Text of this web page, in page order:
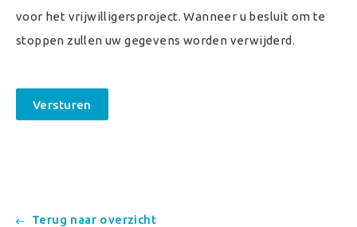
voor het vrijwilligersproject. Wanneer u besluit om te
stoppen zullen uw gegevens worden verwijderd.
Versturen
Terug naar overzicht